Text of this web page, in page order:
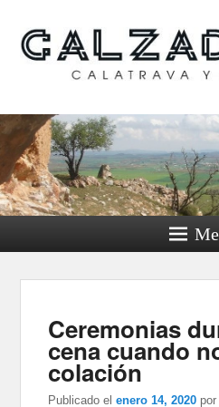
Calzada de
su
Ceremonias
cena cuando
colación
Publicado el enero 14, 2020